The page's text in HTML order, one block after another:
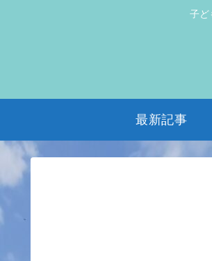
子ど
最新記事